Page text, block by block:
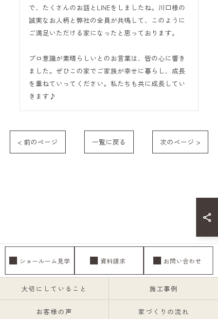
で、たくさんのお話とLINEをしましたね。川口様の
誠実なお人柄と弊社の全員が共鳴して、このように
ご満足いただける家になったと思っております。
プロ意識が素晴らしいとのお言葉は、皆の心に響き
ました。ぜひこの家でご家族が幸せに暮らし、成長
を重ねていってください。私たちも共に成長してい
きます♪
< 前のページ 一覧に戻る 次のページ >
ショールーム見学 資料請求 お問い合わせ
大切にしていること 施工事例
お客様の声 家づくりの流れ